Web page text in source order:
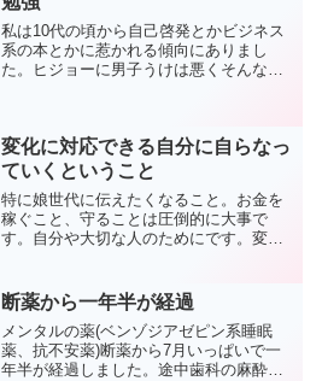
私は10代の頃から自己啓発とかビジネス
系の本とかに惹かれる傾向にありまし
た。ヒジョーに男子うけは悪くそんなの
と思った人たちそして、生...
変化に対応できる自分に自らなっ
ていくということ
特に娘世代に伝えたくなること。お金を
稼ぐこと、守ることは圧倒的に大事で
す。自分や大切な人のためにです。変化
もずーっとうまく行くとも限りません。
何もなければ良いけれど、男...
断薬から一年半が経過
メンタルの薬(ベンゾジアゼピン系睡眠
薬、抗不安薬)断薬から7月いっぱいで一
年半が経過しました。途中歯科の麻酔で